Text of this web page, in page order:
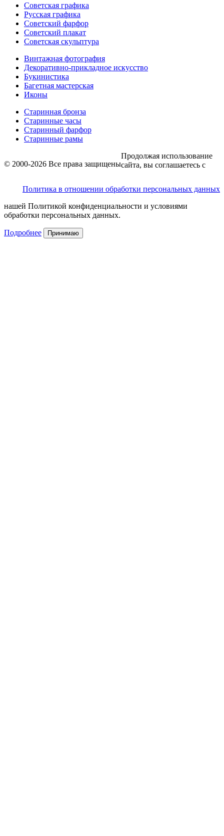
Советская графика
Русская графика
Советский фарфор
Советский плакат
Советская скульптура
Винтажная фотография
Декоративно-прикладное искусство
Букинистика
Багетная мастерская
Иконы
Старинная бронза
Старинные часы
Старинный фарфор
Старинные рамы
© 2000-2026 Все права защищены
Политика в отношении обработки персональных данных
Продолжая использование
сайта, вы соглашаетесь с
нашей Политикой конфиденциальности и условиями
обработки персональных данных.
Подробнее Принимаю